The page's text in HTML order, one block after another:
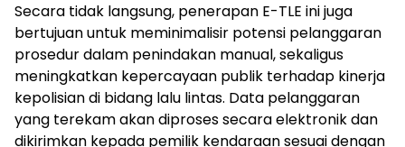
Secara tidak langsung, penerapan E-TLE ini juga
bertujuan untuk meminimalisir potensi pelanggaran
prosedur dalam penindakan manual, sekaligus
meningkatkan kepercayaan publik terhadap kinerja
kepolisian di bidang lalu lintas. Data pelanggaran
yang terekam akan diproses secara elektronik dan
dikirimkan kepada pemilik kendaraan sesuai dengan